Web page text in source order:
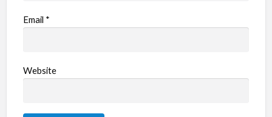
Email *
Website